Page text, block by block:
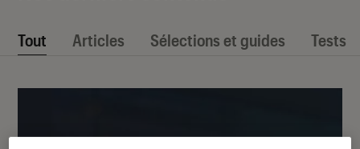
Tout Articles Sélections et guides Tests